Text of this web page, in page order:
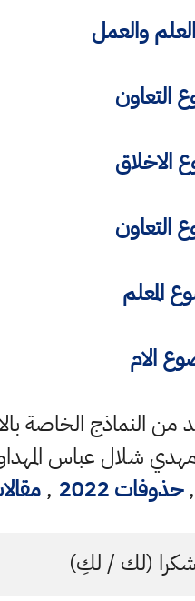
والعمل
التعاون
الاخلاق
التعاون
المعلم
الام
من النماذج الخاصة
شلال عباس
,حذوفات 2022 ,
شكرا (لك / لكِ)